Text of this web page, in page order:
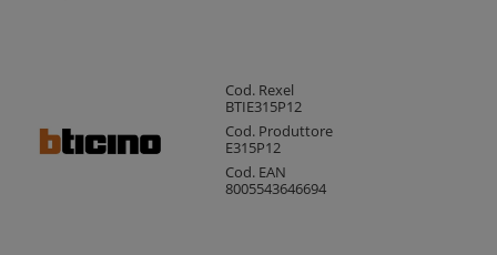
Cod. Rexel
BTIE315P12
Cod. Produttore
E315P12
Cod. EAN
8005543646694